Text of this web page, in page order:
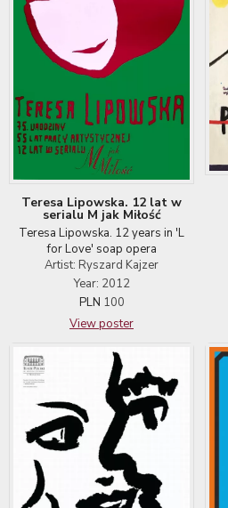
Teresa Lipowska. 12 lat w
serialu M jak Miłość
Teresa Lipowska. 12 years in 'L
for Love' soap opera
Artist: Ryszard Kajzer
Year: 2012
PLN 100
View poster